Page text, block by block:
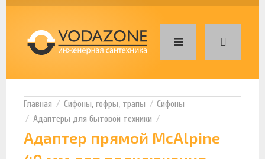
Сифоны, гофры, трапы
Сифоны
Адаптеры для бытовой техники
Адаптер прямой McAlpine